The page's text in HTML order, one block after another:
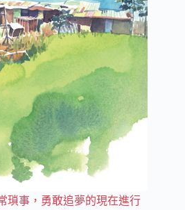
瑣事，勇敢追夢的現在進行